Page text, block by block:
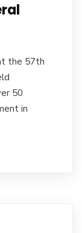
the 57th
50
in